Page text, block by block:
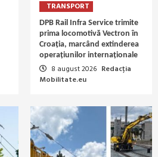
TRANSPORT
DPB Rail Infra Service trimite
prima locomotivă Vectron în
Croația, marcând extinderea
operațiunilor internaționale
8 august 2026 Redacția
Mobilitate.eu